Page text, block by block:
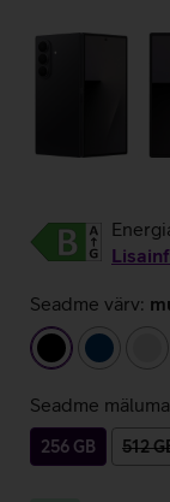
Seadme värv:
must
Seadme
256 GB 512